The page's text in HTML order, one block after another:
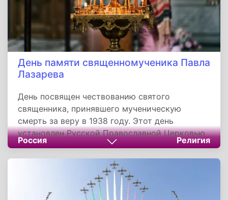
День памяти священномученика Павла
Лазарева
День посвящен чествованию святого
священника, принявшего мученическую
смерть за веру в 1938 году. Этот день
установлен Русской Православной Церковью
для молитвенного воспоминания его подвига.
Житие святого Павла — это свидетельство
несокрушимой веры и верности пастырскому
долгу в годы гонений. Для верующих он
является примером стойкости,
Россия Религия